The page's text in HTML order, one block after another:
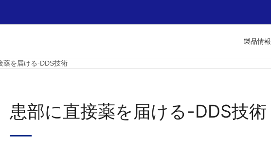
製品情報
薬を届ける-DDS技術
患部に直接薬を届ける-DDS技術